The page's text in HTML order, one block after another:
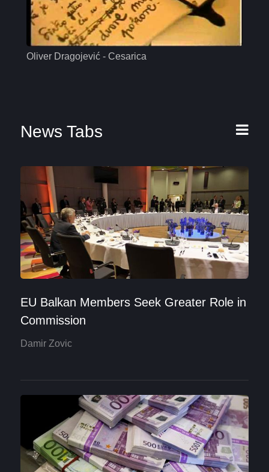
Oliver Dragojević - Cesarica
News Tabs
EU Balkan Members Seek Greater Role in
Commission
Damir Zovic